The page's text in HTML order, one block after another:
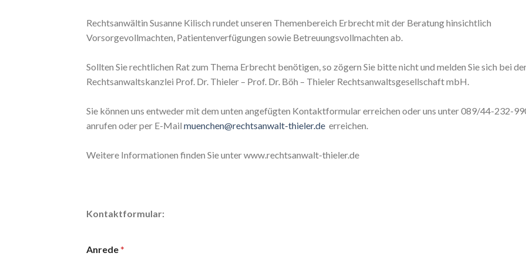
Rechtsanwältin Susanne Kilisch rundet unseren Themenbereich Erbrecht mit der Beratung hinsichtlich
Vorsorgevollmachten, Patientenverfügungen sowie Betreuungsvollmachten ab.
Sollten Sie rechtlichen Rat zum Thema Erbrecht benötigen, so zögern Sie bitte nicht und melden Sie sich bei
Rechtsanwaltskanzlei Prof. Dr. Thieler – Prof. Dr. Böh – Thieler Rechtsanwaltsgesellschaft mbH.
Sie können uns entweder mit dem unten angefügten Kontaktformular erreichen oder uns unter 089/44-232-
anrufen oder per E-Mail muenchen@rechtsanwalt-thieler.de erreichen.
Weitere Informationen finden Sie unter www.rechtsanwalt-thieler.de
Kontaktformular:
Anrede*